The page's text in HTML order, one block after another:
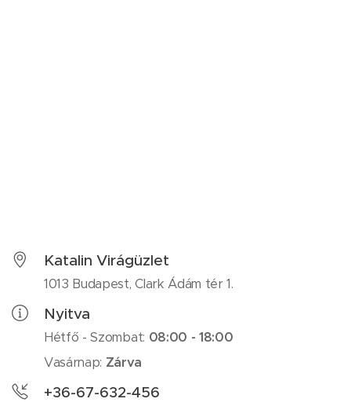
Katalin Virágüzlet
1013 Budapest, Clark Ádám tér 1.
Nyitva
Hétfő - Szombat: 08:00 - 18:00
Vasárnap: Zárva
+36-67-632-456